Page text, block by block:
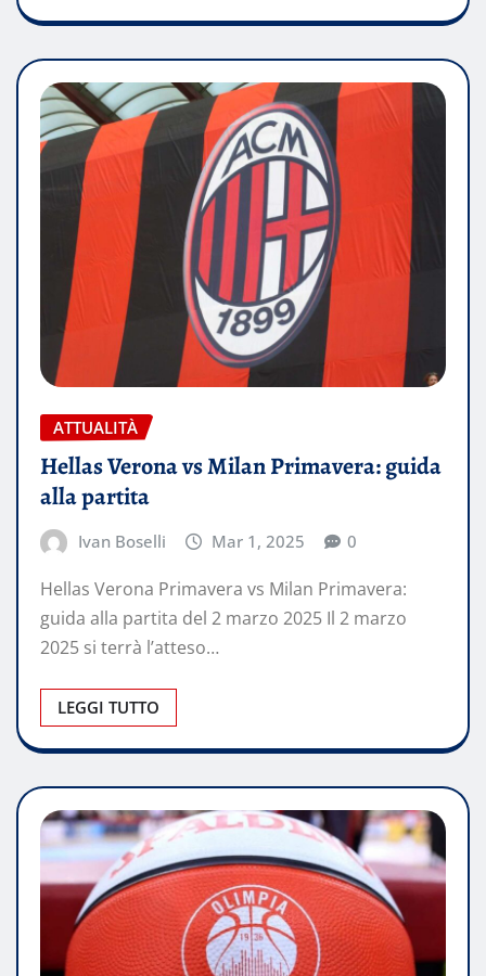
ATTUALITÀ
Hellas Verona vs Milan Primavera: guida
alla partita​
Ivan Boselli Mar 1, 2025 0
Hellas Verona Primavera vs Milan Primavera:
guida alla partita del 2 marzo 2025 Il 2 marzo
2025 si terrà l’atteso…
LEGGI TUTTO